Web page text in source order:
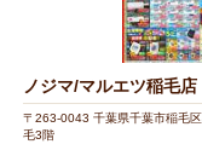
ノジマ/マルエツ稲毛店
〒263-0043 千葉県千葉市稲毛
毛3階